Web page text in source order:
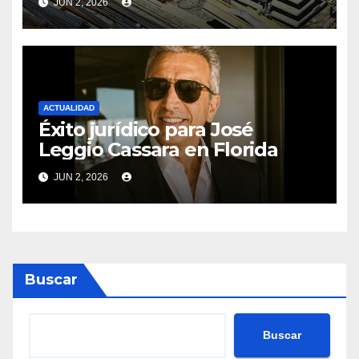
revoluciona eficiencia en
proyectos modernos
JUN 2, 2026
ACTUALIDAD
Éxito jurídico para José
Leggio Cassara en Florida
JUN 2, 2026
Buscar
Buscar